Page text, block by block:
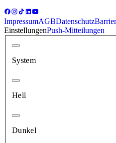
ImpressumAGBDatenschutz
EinstellungenPush-Mitteilungen
System
Hell
Dunkel